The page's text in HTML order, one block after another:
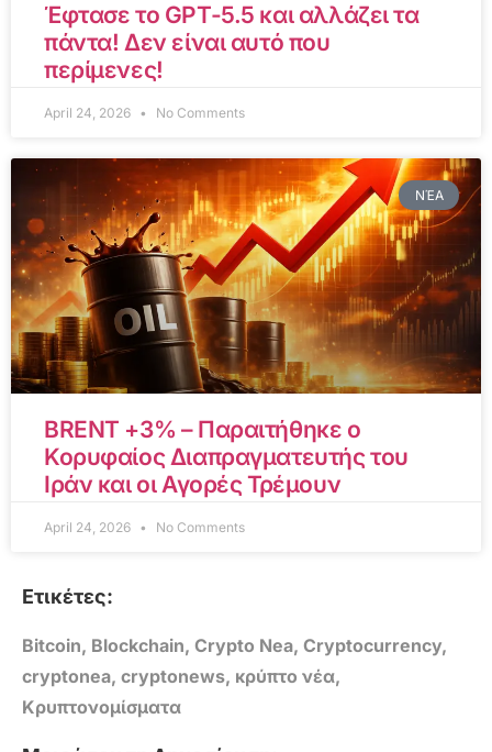
Έφτασε το GPT-5.5 και αλλάζει τα
πάντα! Δεν είναι αυτό που
περίμενες!
April 24, 2026 No Comments
ΝΈΑ
BRENT +3% – Παραιτήθηκε ο
Κορυφαίος Διαπραγματευτής του
Ιράν και οι Αγορές Τρέμουν
April 24, 2026 No Comments
Ετικέτες:
Bitcoin, Blockchain, Crypto Nea, Cryptocurrency,
cryptonea, cryptonews, κρύπτο νέα,
Κρυπτονομίσματα